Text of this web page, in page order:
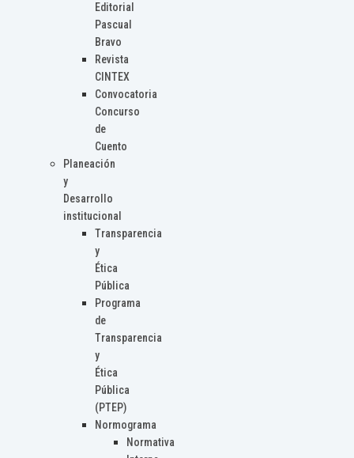
Editorial
Pascual
Bravo
Revista
CINTEX
Convocatoria
Concurso
de
Cuento
Planeación
y
Desarrollo
institucional
Transparencia
y
Ética
Pública
Programa
de
Transparencia
y
Ética
Pública
(PTEP)
Normograma
Normativa